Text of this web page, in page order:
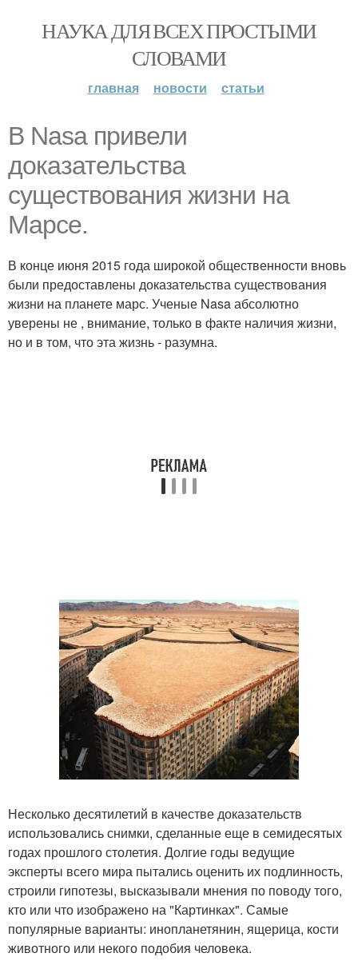
НАУКА ДЛЯ ВСЕХ ПРОСТЫМИ
СЛОВАМИ
главная новости статьи
В Nasa привели
доказательства
существования жизни на
Марсе.
В конце июня 2015 года широкой общественности вновь
были предоставлены доказательства существования
жизни на планете марс. Ученые Nasa абсолютно
уверены не , внимание, только в факте наличия жизни,
но и в том, что эта жизнь - разумна.
Несколько десятилетий в качестве доказательств
использовались снимки, сделанные еще в семидесятых
годах прошлого столетия. Долгие годы ведущие
эксперты всего мира пытались оценить их подлинность,
строили гипотезы, высказывали мнения по поводу того,
кто или что изображено на "Картинках". Самые
популярные варианты: инопланетянин, ящерица, кости
животного или некого подобия человека.